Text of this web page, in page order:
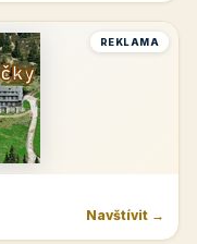
REKLAMA
Navštívit →